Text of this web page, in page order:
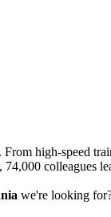
high-speed
colleagues
we're looking